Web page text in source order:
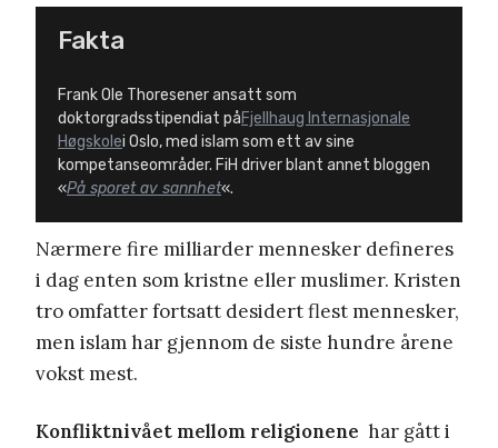
Fakta
Frank Ole Thoresener ansatt som
doktorgradsstipendiat påFjellhaug Internasjonale
Høgskolei Oslo, med islam som ett av sine
kompetanseområder. FiH driver blant annet bloggen
«På sporet av sannhet«.
Nærmere fire milliarder mennesker defineres
i dag enten som kristne eller muslimer. Kristen
tro omfatter fortsatt desidert flest mennesker,
men islam har gjennom de siste hundre årene
vokst mest.
Konfliktnivået mellom religionene har gått i